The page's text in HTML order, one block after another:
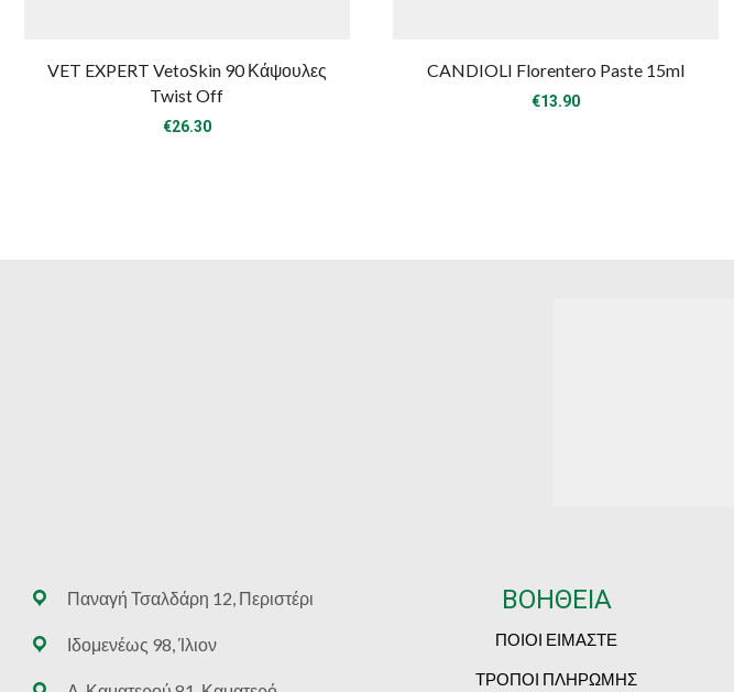
VET EXPERT VetoSkin 90 Κάψουλες
Twist Off
€26.30
CANDIOLI Florentero Paste 15ml
€13.90
Παναγή Τσαλδάρη 12, Περιστέρι
Ιδομενέως 98, Ίλιον
ΒΟΗΘΕΙΑ
ΠΟΙΟΙ ΕΙΜΑΣΤΕ
ΤΡΟΠΟΙ ΠΛΗΡΩΜΗΣ